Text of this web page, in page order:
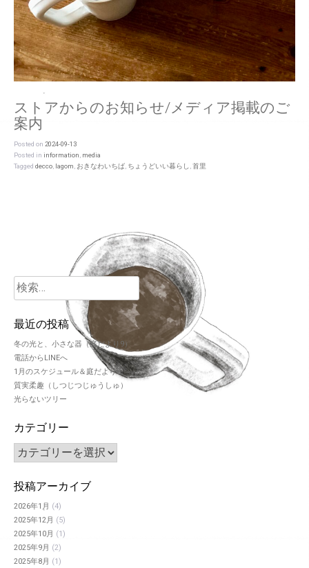
ストアからのお知らせ/メディア掲載のご
案内
Posted on 2024-09-13
Posted in information, media
Tagged decco, lagom, おきなわいちば, ちょうどいい暮らし,首里
最近の投稿
冬の光と、小さな器（庭だより9）
電話からLINEへ
1月のスケジュール＆庭だより8
質実柔趣（しつじつじゅうしゅ）
光らないツリー
カテゴリー
投稿アーカイブ
2026年1月 (4)
2025年12月 (5)
2025年10月 (1)
2025年9月 (2)
2025年8月 (1)